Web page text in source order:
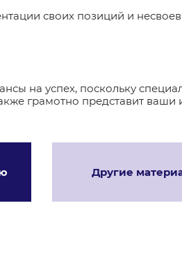
своих позиций и
на успех, поскольку
грамотно представит ваши
Другие